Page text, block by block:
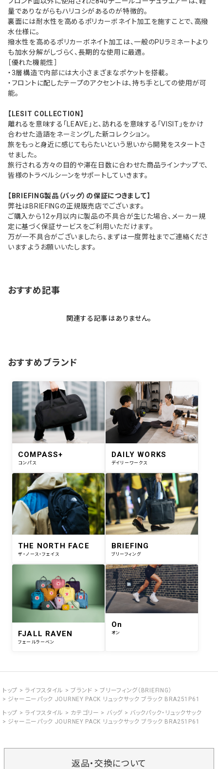
量でありながらもハリコシがあるのが特徴的。
裏面には耐水性を高めるポリカーボネイト加工を施すことで、高撥
水仕様に。
撥水性を高めるポリカーボネイト加工は、一般のPUラミネートより
も加水分解がしづらく、長期的な使用に最適。
［優れた機能性］
・3層構造で内部には大小さまざまなポケットを搭載。
・フロントに配したテープのアクセントは、持ち手としての使用が可
能。
【LESIT COLLECTION】
離れるを意味する「LEAVE」と、訪れるを意味する「VISIT」をかけ
合わせた造語をネーミングした新コレクション。
旅をもっと身近に感じてもらたいという思いから開発をスタートさ
せました。
旅行される方々の目的や滞在日数に合わせた商品ラインナップで、
皆様のトラベルシーンをサポートしていきます。
【BRIEFING製品（バッグ）の保証につきまして】
弊社はBRIEFINGの正規販売店でございます。
ご購入から12ヶ月以内に製品の不具合が生じた場合、メーカー規
定に基づく保証サービスをご利用いただけます。
万が一不具合がございましたら、まずは一度弊社までご連絡くださ
いますようお願いいたします。
おすすめ記事
関連する記事はありません。
おすすめブランド
COMPASS+
コンパス
DAILY WORKS
デイリーワークス
THE NORTH FACE
ザ・ノース・フェイス
BRIEFING
ブリーフィング
FJALL RAVEN
フェールラーベン
On
オン
トップ ライフスタイル ブランド
ブリーフィング（BRIEFING）
ジャーニーパック JOURNEY PACK リュックサック ブラック BRA251P61
トップ
ライフスタイル カテゴリー バッグ
バックパック・リュックサック
ジャーニーパック JOURNEY PACK リュックサック ブラック BRA251P61
返品・交換について